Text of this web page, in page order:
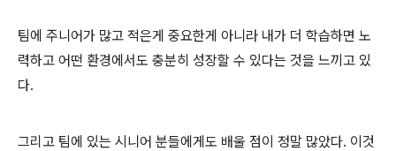
팀에 주니어가 많고 적은게 중요한게 아니라 내가 더 학습하면 노
력하고 어떤 환경에서도 충분히 성장할 수 있다는 것을 느끼고 있
다.
그리고 팀에 있는 시니어 분들에게도 배울 점이 정말 많았다. 이것